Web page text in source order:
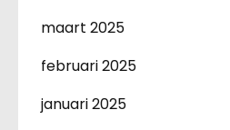
maart 2025
februari 2025
januari 2025